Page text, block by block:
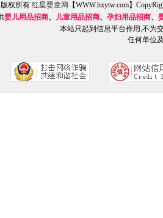
版权所有红星婴童网
【WWW.hxytw.com】
婴儿用品招商、 儿童用品招商、 孕妇用品招商、
本站只起到信息平台作用,不为
任何单位